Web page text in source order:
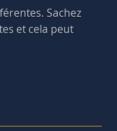
Sachez
et cela peut